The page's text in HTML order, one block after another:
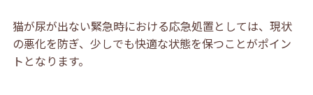
猫が尿が出ない緊急時における応急処置としては、現状
の悪化を防ぎ、少しでも快適な状態を保つことがポイン
トとなります。